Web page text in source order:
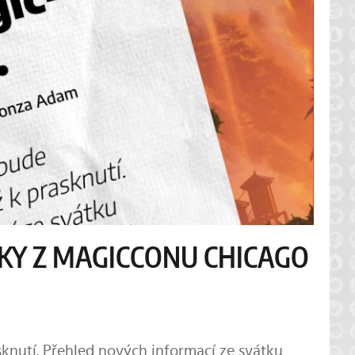
Z MAGICCONU CHICAGO
Přehled nových informací ze svátku